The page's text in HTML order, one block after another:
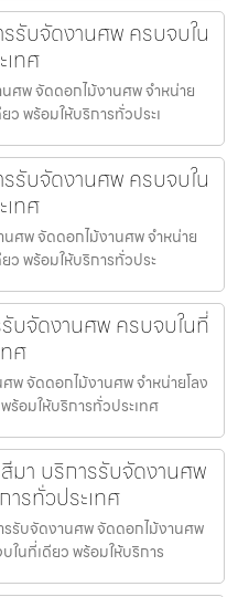
รับจัดงานศพ ครบจบใน
ทศ
ศพ จัดดอกไม้งานศพ จำหน่าย
ว พร้อมให้บริการทั่วประเ
รับจัดงานศพ ครบจบใน
ทศ
ศพ จัดดอกไม้งานศพ จำหน่าย
ว พร้อมให้บริการทั่วประ
บจัดงานศพ ครบจบในที่
ศ
พ จัดดอกไม้งานศพ จำหน่ายโลง
ร้อมให้บริการทั่วประเทศ
มา บริการรับจัดงานศพ
รทั่วประเทศ
รับจัดงานศพ จัดดอกไม้งานศพ
ในที่เดียว พร้อมให้บริการ